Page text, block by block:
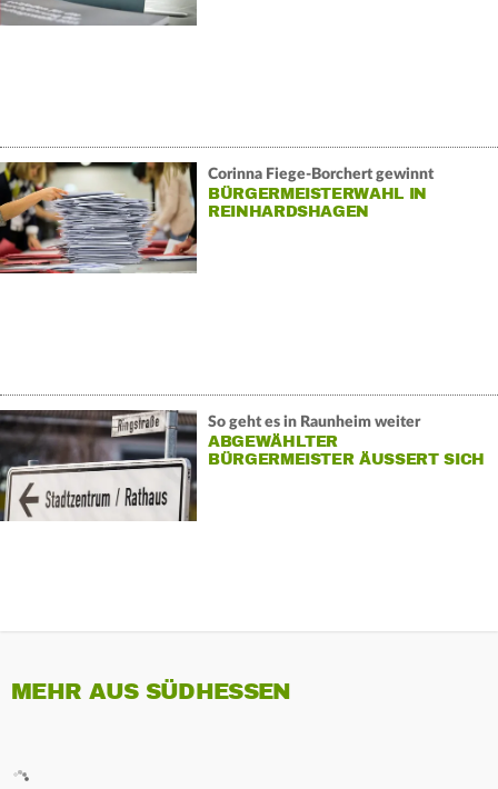
Corinna Fiege-Borchert gewinnt
BÜRGERMEISTERWAHL IN
REINHARDSHAGEN
So geht es in Raunheim weiter
ABGEWÄHLTER
BÜRGERMEISTER ÄUSSERT SICH
MEHR AUS SÜDHESSEN